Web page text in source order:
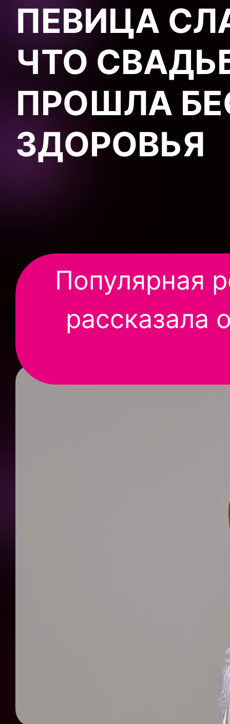
ПЕВИЦА
ЧТО
ПРОШЛА
ЗДОРОВЬЯ
Популярная
рассказала